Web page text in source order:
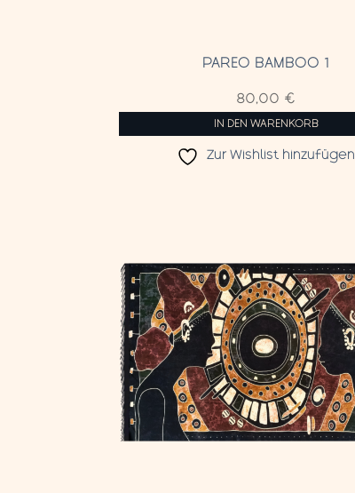
PAREO BAMBOO 1
80,00 €
IN DEN WARENKORB
Zur Wishlist hinzufügen